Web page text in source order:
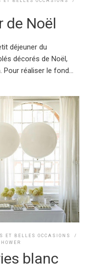
de Noël
déjeuner du
décorés de Noël,
réaliser le fond...
ET BELLES OCCASIONS
/
blanc